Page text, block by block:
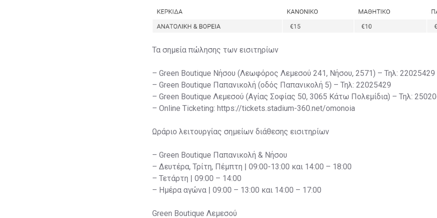
Τα σημεία πώλησης των εισιτηρίων
– Green Boutique Νήσου (Λεωφόρος Λεμεσού 241, Νήσου, 2571) – Τηλ: 22025429
– Green Boutique Παπανικολή (οδός Παπανικολή 5) – Τηλ: 22025429
– Green Boutique Λεμεσού (Αγίας Σοφίας 50, 3065 Κάτω Πολεμίδια) – Τηλ:
– Online Ticketing: https://tickets.stadium-360.net/omonoia
Ωράριο λειτουργίας σημείων διάθεσης εισιτηρίων
– Green Boutique Παπανικολή & Νήσου
– Δευτέρα, Τρίτη, Πέμπτη | 09:00-13:00 και 14:00 – 18:00
– Τετάρτη | 09:00 – 14:00
– Ημέρα αγώνα | 09:00 – 13:00 και 14:00 – 17:00
Green Boutique Λεμεσού